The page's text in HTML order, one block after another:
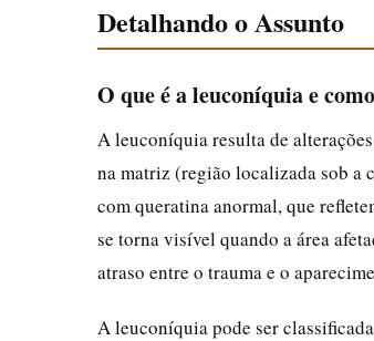
Detalhando o Assunto
O que é a leuconíquia e
A leuconíquia resulta de
na matriz (região localizada sob a
com queratina anormal, que
se torna visível quando a área
atraso entre o trauma e o
A leuconíquia pode ser